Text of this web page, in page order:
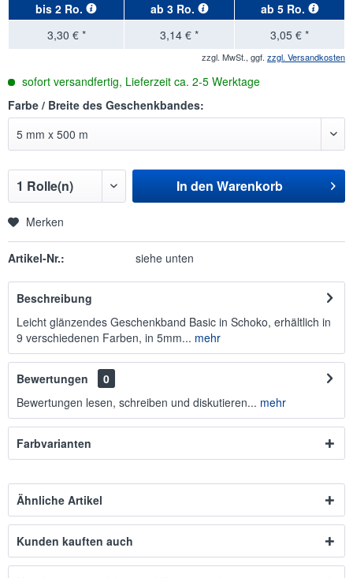
bis 2 Ro. ab 3 Ro. ab 5 Ro.
3,30 € *
3,14 € * 3,05 € *
zzgl. MwSt., ggf. zzgl. Versandkosten
sofort versandfertig, Lieferzeit ca. 2-5 Werktage
Farbe / Breite des Geschenkbandes:
In den Warenkorb
Merken
Artikel-Nr.: siehe unten
Beschreibung
Leicht glänzendes Geschenkband Basic in Schoko, erhältlich in
9 verschiedenen Farben, in 5mm... mehr
Bewertungen
0
Bewertungen lesen, schreiben und diskutieren... mehr
Farbvarianten
Ähnliche Artikel
Kunden kauften auch